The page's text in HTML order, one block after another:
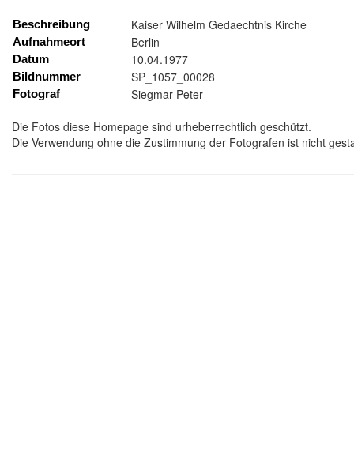
Beschreibung Kaiser Wilhelm Gedaechtnis Kirche
Aufnahmeort Berlin
Datum 10.04.1977
Bildnummer SP_1057_00028
Fotograf Siegmar Peter
Die Fotos diese Homepage sind urheberrechtlich geschützt.
Die Verwendung ohne die Zustimmung der Fotografen ist nicht